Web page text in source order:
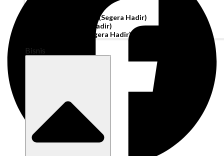
(Segera Hadir)
(Segera Hadir)
(Segera Hadir)
Bisnis